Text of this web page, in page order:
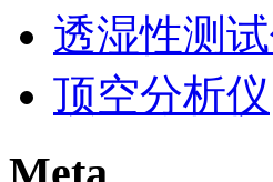
透湿性测
顶空分析仪